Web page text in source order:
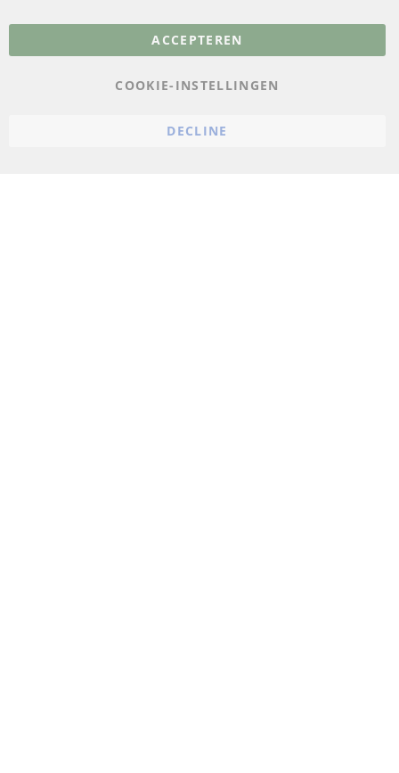
GegevensbeschermingACCEPTEREN
COOKIE-INSTELLINGEN
DECLINE